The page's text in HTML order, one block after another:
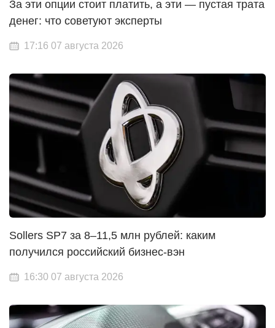
За эти опции стоит платить, а эти — пустая трата
денег: что советуют эксперты
17:16 07 августа 2026
Sollers SP7 за 8–11,5 млн рублей: каким
получился российский бизнес-вэн
16:30 07 августа 2026